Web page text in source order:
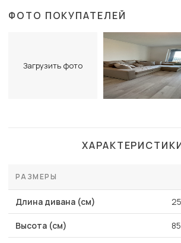
ФОТО ПОКУПАТЕЛЕЙ
Загрузить фото
РАЗМЕРЫ
Длина дивана (см)
Высота (см) 85